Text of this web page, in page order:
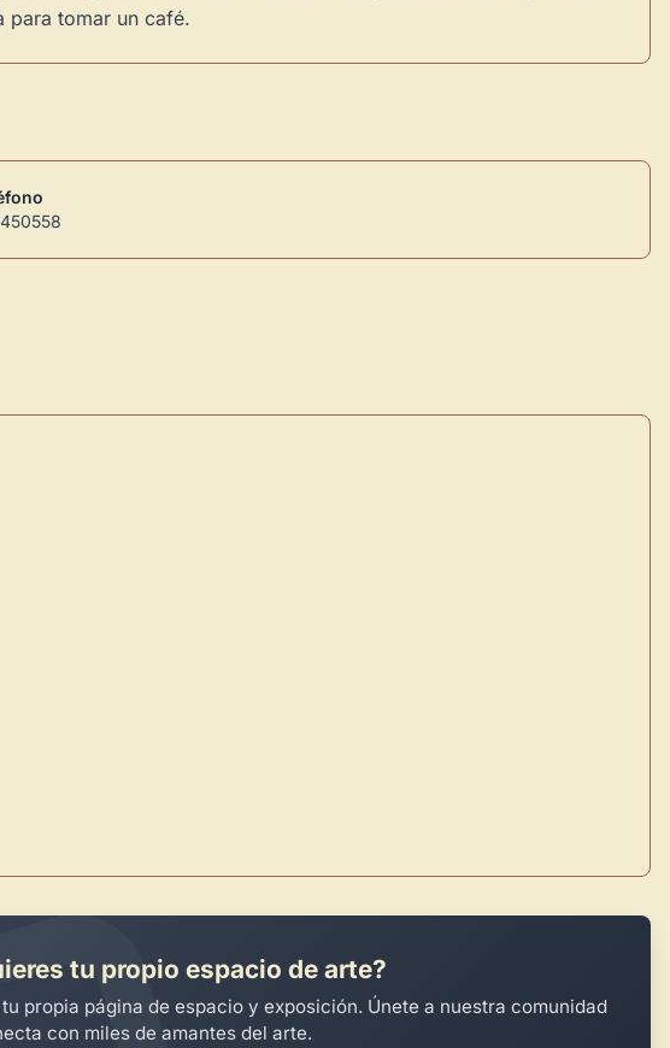
para tomar un café.
tu propio espacio de arte?
propia página de espacio y exposición. Únete a nuestra comunidad
con miles de amantes del arte.